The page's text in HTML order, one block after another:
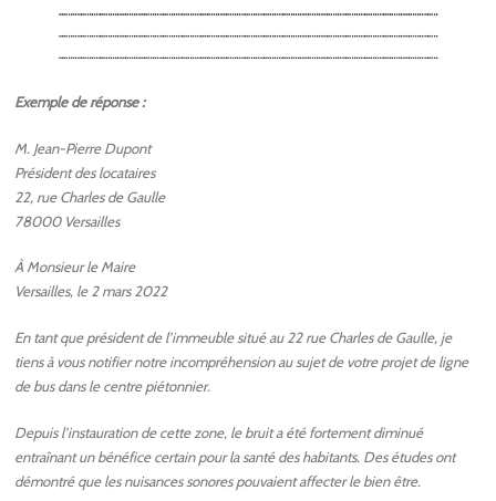
Exemple de réponse :
M. Jean-Pierre Dupont
Président des locataires
22, rue Charles de Gaulle
78000 Versailles
À Monsieur le Maire
Versailles, le 2 mars 2022
En tant que président de l’immeuble situé au 22 rue Charles de Gaulle, je
tiens à vous notifier notre incompréhension au sujet de votre projet de ligne
de bus dans le centre piétonnier.
Depuis l’instauration de cette zone, le bruit a été fortement diminué
entraînant un bénéfice certain pour la santé des habitants. Des études ont
démontré que les nuisances sonores pouvaient affecter le bien être.